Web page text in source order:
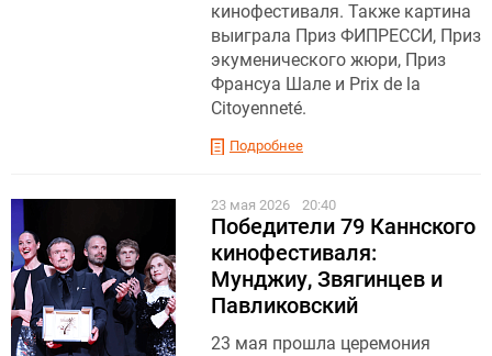
кинофестиваля. Также картина
выиграла Приз ФИПРЕССИ, Приз
экуменического жюри, Приз
Франсуа Шале и Prix de la
Citoyenneté.
Подробнее
23 мая 2026 20:40
Победители 79 Каннского
кинофестиваля:
Мунджиу, Звягинцев и
Павликовский
23 мая прошла церемония